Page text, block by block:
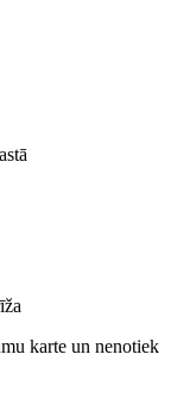
karte un nenotiek